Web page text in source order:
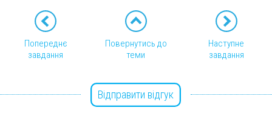
Попереднє
завдання
Повернутись до
теми
Наступне
завдання
Відправити відгук